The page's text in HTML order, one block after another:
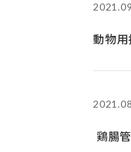
動物
鶏腸